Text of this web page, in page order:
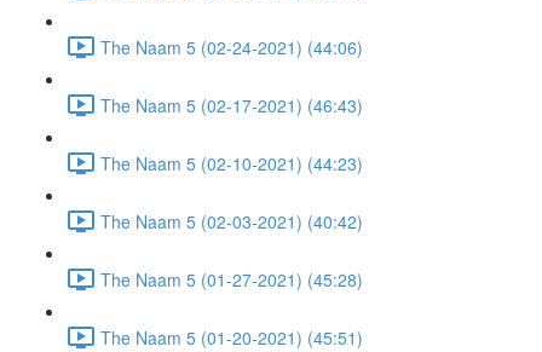
The Naam 5 (02-24-2021) (44:06)
The Naam 5 (02-17-2021) (46:43)
The Naam 5 (02-10-2021) (44:23)
The Naam 5 (02-03-2021) (40:42)
The Naam 5 (01-27-2021) (45:28)
The Naam 5 (01-20-2021) (45:51)